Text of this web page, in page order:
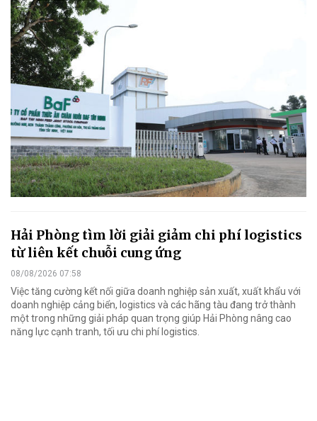
Hải Phòng tìm lời giải giảm chi phí logistics
từ liên kết chuỗi cung ứng
08/08/2026 07:58
Việc tăng cường kết nối giữa doanh nghiệp sản xuất, xuất khẩu với
doanh nghiệp cảng biển, logistics và các hãng tàu đang trở thành
một trong những giải pháp quan trọng giúp Hải Phòng nâng cao
năng lực cạnh tranh, tối ưu chi phí logistics.